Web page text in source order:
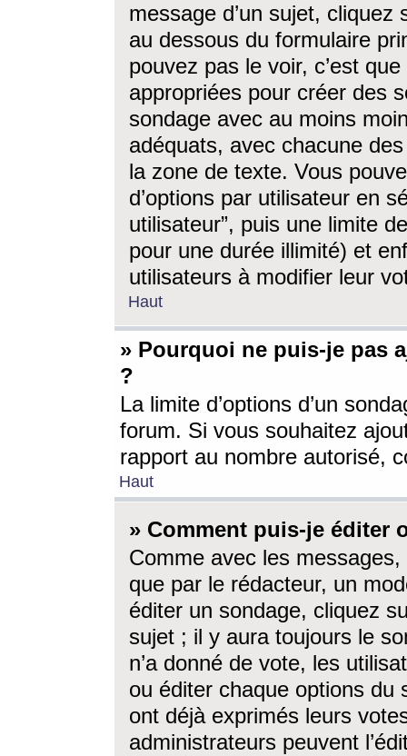
message d’un sujet, cliquez
au dessous du formulaire
pouvez pas le voir, c’est
appropriées pour créer des
sondage avec au moins
adéquats, avec chacune
la zone de texte. Vous
d’options par utilisateur en
utilisateur”, puis une limite
pour une durée illimité) et
utilisateurs à modifier leur
Haut
» Pourquoi ne puis-je pas
?
La limite d’options d’un
forum. Si vous souhaitez
rapport au nombre autorisé,
Haut
» Comment puis-je éditer
Comme avec les
que par le rédacteur, un
éditer un sondage, cliquez
sujet ; il y aura toujours le
n’a donné de vote, les
ou éditer chaque options du
ont déjà exprimés leurs
administrateurs peuvent